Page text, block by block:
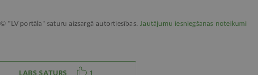
© "LV portāla" saturu aizsargā autortiesības.Jautājumu iesniegšanas noteikumi
LABS SATURS 1